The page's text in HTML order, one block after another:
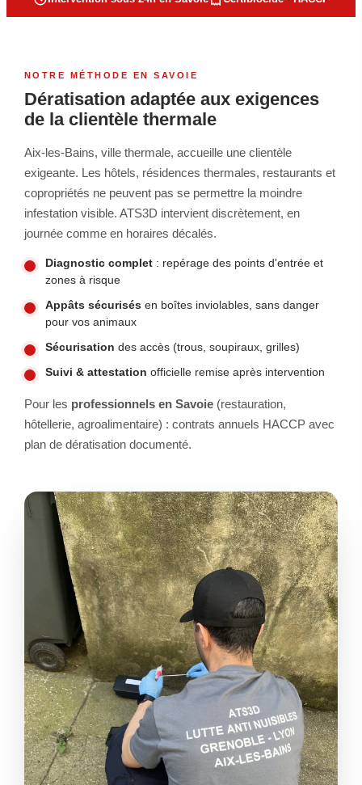
NOTRE MÉTHODE EN SAVOIE
Dératisation adaptée aux exigences
de la clientèle thermale
Aix-les-Bains, ville thermale, accueille une clientèle
exigeante. Les hôtels, résidences thermales, restaurants et
copropriétés ne peuvent pas se permettre la moindre
infestation visible. ATS3D intervient discrètement, en
journée comme en horaires décalés.
Diagnostic complet: repérage des points d'entrée et
zones à risque
Appâts sécurisés en boîtes inviolables, sans danger
pour vos animaux
Sécurisation des accès (trous, soupiraux, grilles)
Suivi & attestation officielle remise après intervention
Pour les professionnels en Savoie(restauration,
hôtellerie, agroalimentaire) : contrats annuels HACCP avec
plan de dératisation documenté.